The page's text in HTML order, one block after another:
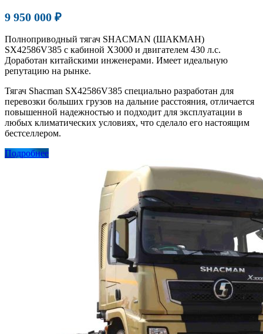
9 950 000 ₽
Полноприводный тягач SHACMAN (ШАКМАН)
SX42586V385 с кабиной Х3000 и двигателем 430 л.с.
Доработан китайскими инженерами. Имеет идеальную
репутацию на рынке.
Тягач Shacman SX42586V385 специально разработан для
перевозки больших грузов на дальние расстояния, отличается
повышенной надежностью и подходит для эксплуатации в
любых климатических условиях, что сделало его настоящим
бестселлером.
Подробнее